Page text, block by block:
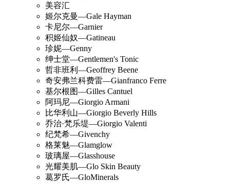
美容汇
姬尔克曼—Gale Hayman
卡尼尔—Garnier
积姬仙奴—Gatineau
珍妮—Genny
绅士堂—Gentlemen's Tonic
哲非班利—Geoffrey Beene
奇安弗兰科费雷—Gianfranco Ferre
基尔根图—Gilles Cantuel
阿玛尼—Giorgio Armani
比华利山—Giorgio Beverly Hills
乔治·梵乐堤—Giorgio Valenti
纪梵希—Givenchy
格莱魅—Glamglow
玻璃屋—Glasshouse
光耀美肌—Glo Skin Beauty
葛罗氏—GloMinerals